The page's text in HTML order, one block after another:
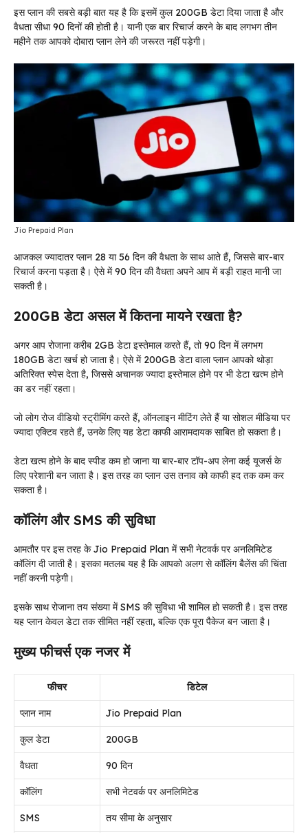
इस प्लान की सबसे बड़ी बात यह है कि इसमें कुल 200GB डेटा दिया जाता है और
वैधता सीधा 90 दिनों की होती है। यानी एक बार रिचार्ज करने के बाद लगभग तीन
महीने तक आपको दोबारा प्लान लेने की जरूरत नहीं पड़ेगी।
Jio Prepaid Plan
आजकल ज्यादातर प्लान 28 या 56 दिन की वैधता के साथ आते हैं, जिससे बार-बार
रिचार्ज करना पड़ता है। ऐसे में 90 दिन की वैधता अपने आप में बड़ी राहत मानी जा
सकती है।
200GB डेटा असल में कितना मायने रखता है?
अगर आप रोजाना करीब 2GB डेटा इस्तेमाल करते हैं, तो 90 दिन में लगभग
180GB डेटा खर्च हो जाता है। ऐसे में 200GB डेटा वाला प्लान आपको थोड़ा
अतिरिक्त स्पेस देता है, जिससे अचानक ज्यादा इस्तेमाल होने पर भी डेटा खत्म होने
का डर नहीं रहता।
जो लोग रोज वीडियो स्ट्रीमिंग करते हैं, ऑनलाइन मीटिंग लेते हैं या सोशल मीडिया पर
ज्यादा एक्टिव रहते हैं, उनके लिए यह डेटा काफी आरामदायक साबित हो सकता है।
डेटा खत्म होने के बाद स्पीड कम हो जाना या बार-बार टॉप-अप लेना कई यूजर्स के
लिए परेशानी बन जाता है। इस तरह का प्लान उस तनाव को काफी हद तक कम कर
सकता है।
कॉलिंग और SMS की सुविधा
आमतौर पर इस तरह के Jio Prepaid Plan में सभी नेटवर्क पर अनलिमिटेड
कॉलिंग दी जाती है। इसका मतलब यह है कि आपको अलग से कॉलिंग बैलेंस की चिंता
नहीं करनी पड़ेगी।
इसके साथ रोजाना तय संख्या में SMS की सुविधा भी शामिल हो सकती है। इस तरह
यह प्लान केवल डेटा तक सीमित नहीं रहता, बल्कि एक पूरा पैकेज बन जाता है।
मुख्य फीचर्स एक नजर में
फीचर डिटेल
प्लान नाम Jio Prepaid Plan
कुल डेटा 200GB
वैधता 90 दिन
कॉलिंग सभी नेटवर्क पर अनलिमिटेड
SMS तय सीमा के अनुसार